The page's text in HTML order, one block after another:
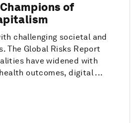
of
challenging societal and
The Global Risks Report
have widened with
outcomes, digital ...